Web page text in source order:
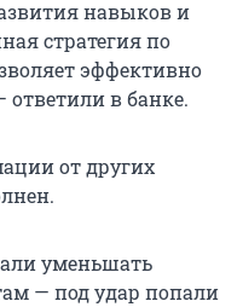
навыков и
стратегия по
эффективно
ответили в банке.
от других
уменьшать
— под удар попали